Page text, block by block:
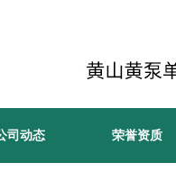
司动态 荣誉资质